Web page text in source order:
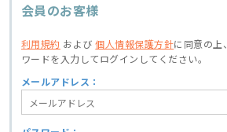
会員のお客様
利用規約 および個人情報保護方針に同意の上、
ワードを入力してログインしてください。
メールアドレス：